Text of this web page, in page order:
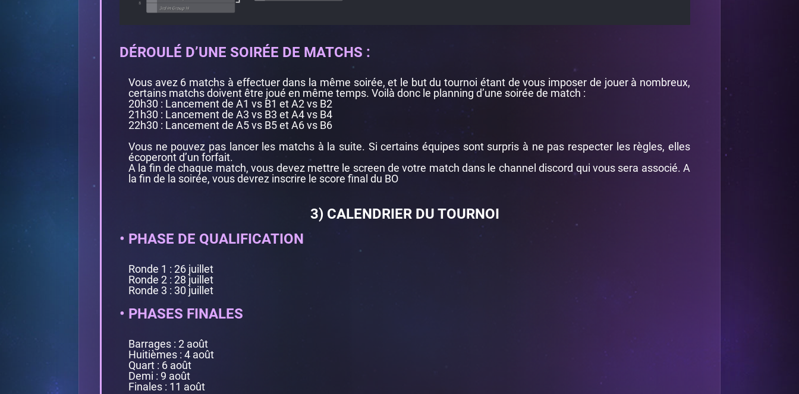
DÉROULÉ D’UNE SOIRÉE DE MATCHS :
Vous avez 6 matchs à effectuer dans la même soirée, et le but du tournoi étant de vous imposer de jouer à nombreux,
certains matchs doivent être joué en même temps. Voilà donc le planning d’une soirée de match :
20h30 : Lancement de A1 vs B1 et A2 vs B2
21h30 : Lancement de A3 vs B3 et A4 vs B4
22h30 : Lancement de A5 vs B5 et A6 vs B6
Vous ne pouvez pas lancer les matchs à la suite. Si certains équipes sont surpris à ne pas respecter les règles, elles
écoperont d’un forfait.
A la fin de chaque match, vous devez mettre le screen de votre match dans le channel discord qui vous sera associé. A
la fin de la soirée, vous devrez inscrire le score final du BO
3) CALENDRIER DU TOURNOI
• PHASE DE QUALIFICATION
Ronde 1 : 26 juillet
Ronde 2 : 28 juillet
Ronde 3 : 30 juillet
• PHASES FINALES
Barrages : 2 août
Huitièmes : 4 août
Quart : 6 août
Demi : 9 août
Finales : 11 août